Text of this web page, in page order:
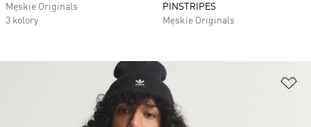
Męskie Originals
3 kolory
PINSTRIPES
Męskie Originals